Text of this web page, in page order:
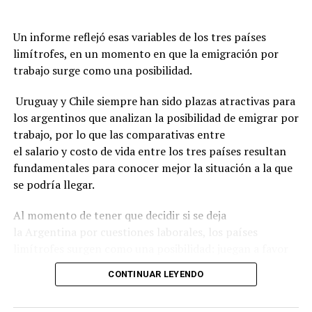
Un informe reflejó esas variables de los tres países
limítrofes, en un momento en que la emigración por
trabajo surge como una posibilidad.
Uruguay y Chile siempre han sido plazas atractivas para
los argentinos que analizan la posibilidad de emigrar por
trabajo, por lo que las comparativas entre
el salario y costo de vida entre los tres países resultan
fundamentales para conocer mejor la situación a la que
se podría llegar.
Al momento de tener que decidir si se deja
la cercanía geográfica, el idioma compartido,
la estabilidad económica y los indicadores de seguridad
CONTINUAR LEYENDO